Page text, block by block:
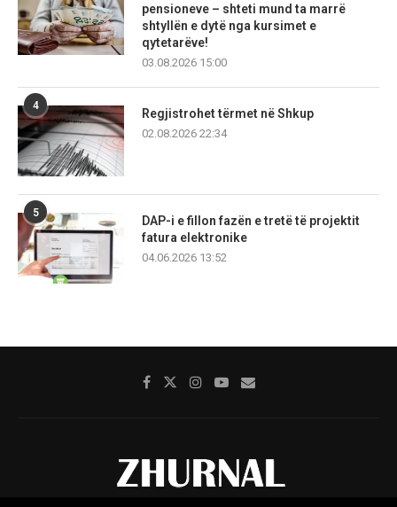
pensioneve – shteti mund ta marrë
shtyllën e dytë nga kursimet e
qytetarëve!
03.08.2026 15:00
4
Regjistrohet tërmet në Shkup
02.08.2026 22:34
5
DAP-i e fillon fazën e tretë të projektit
fatura elektronike
04.06.2026 13:52